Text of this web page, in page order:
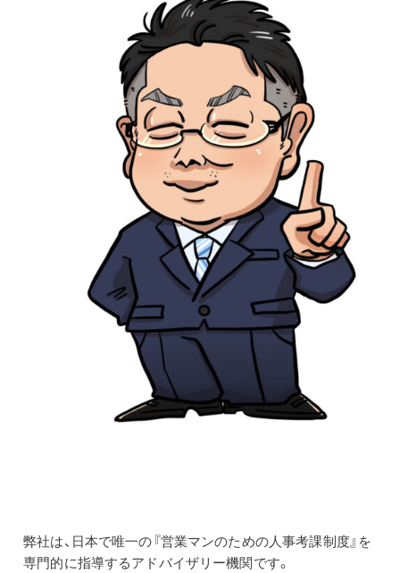
弊社は、日本で唯一の『営業マンのための人事考課制度』を
専門的に指導するアドバイザリー機関です。